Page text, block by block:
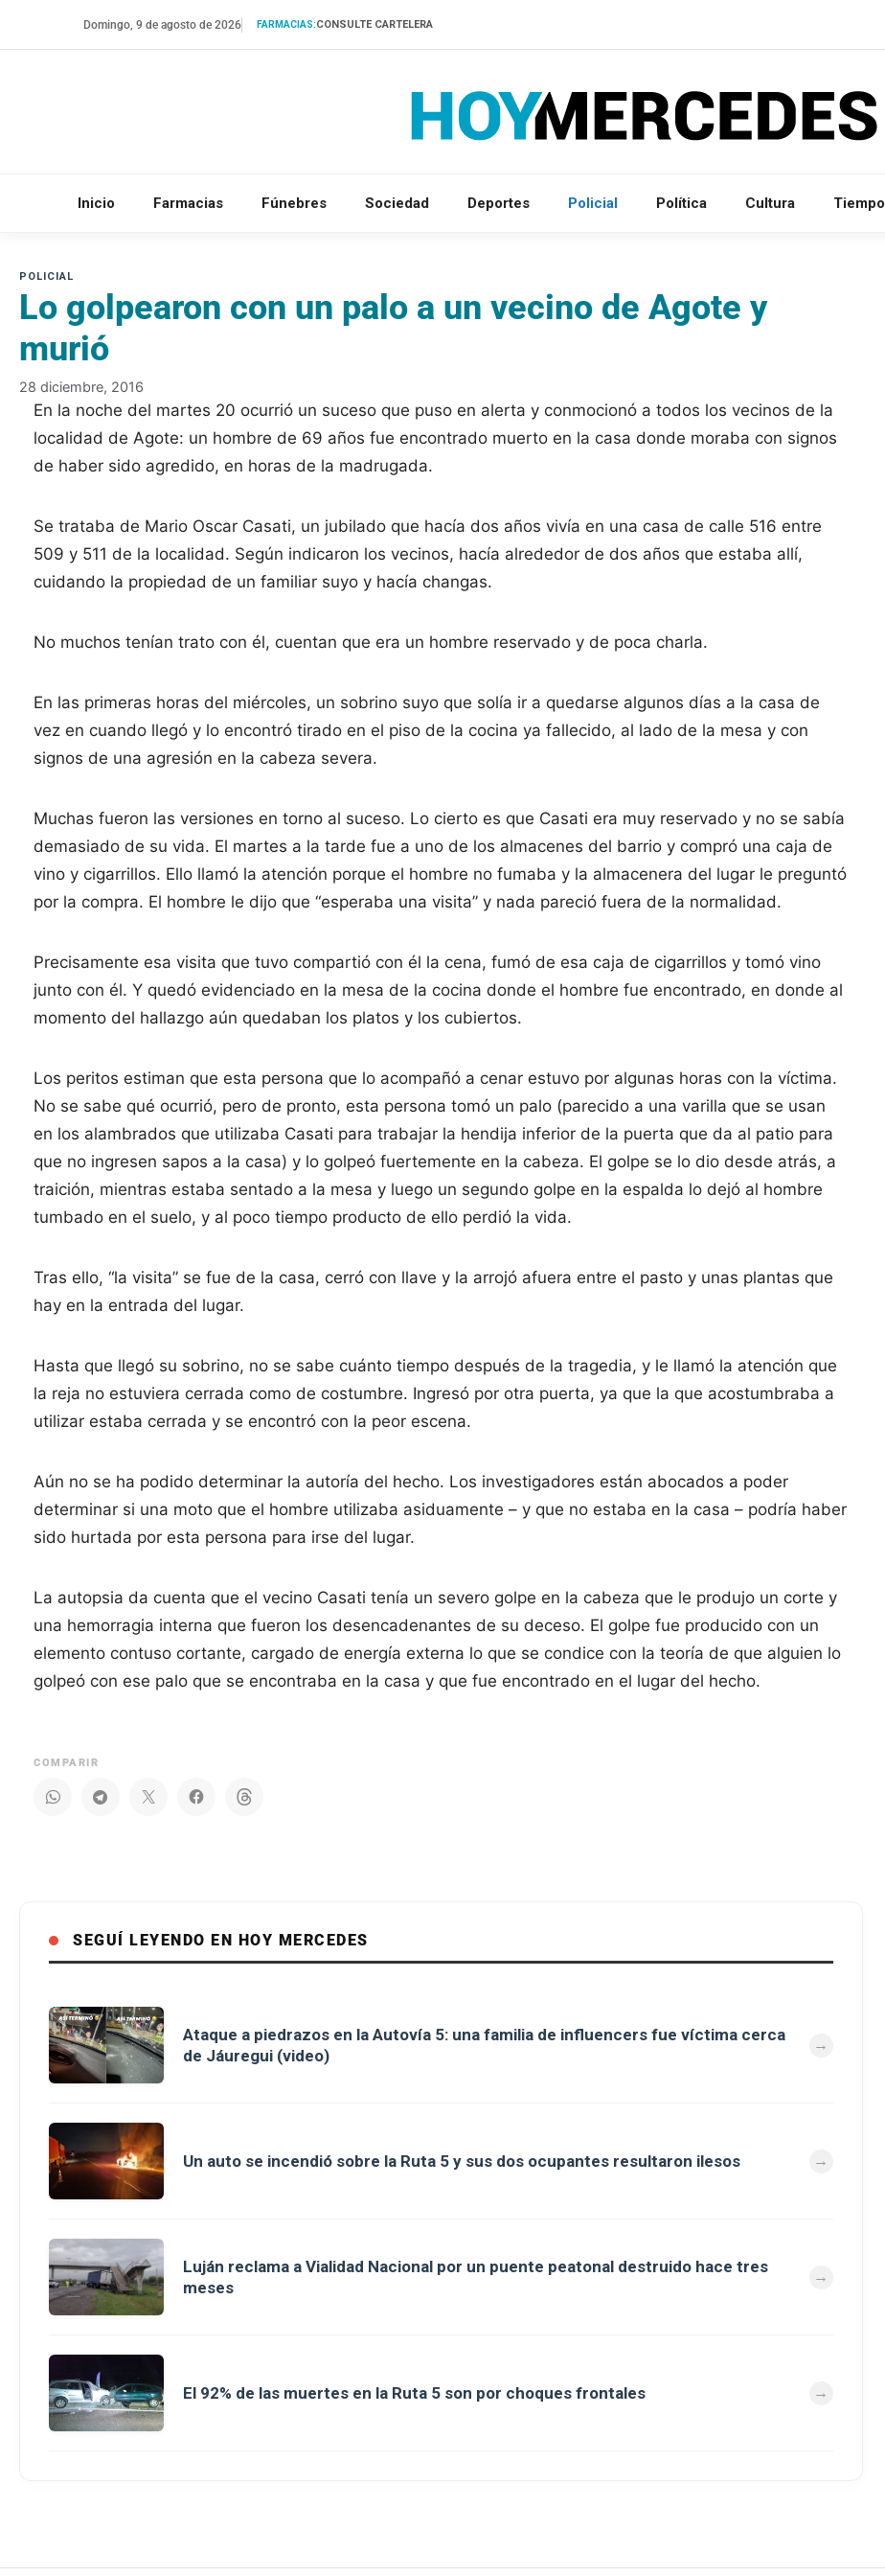
Domingo, 9 de agosto de 2026 FARMACIAS:CONSULTE CARTELERA
Inicio Farmacias Fúnebres Sociedad Deportes Policial Política Cultura Tiempo
Lo golpearon con un palo a un vecino de Agote y
murió
28 diciembre, 2016
En la noche del martes 20 ocurrió un suceso que puso en alerta y conmocionó a todos los vecinos de la
localidad de Agote: un hombre de 69 años fue encontrado muerto en la casa donde moraba con signos
de haber sido agredido, en horas de la madrugada.
Se trataba de Mario Oscar Casati, un jubilado que hacía dos años vivía en una casa de calle 516 entre
509 y 511 de la localidad. Según indicaron los vecinos, hacía alrededor de dos años que estaba allí,
cuidando la propiedad de un familiar suyo y hacía changas.
No muchos tenían trato con él, cuentan que era un hombre reservado y de poca charla.
En las primeras horas del miércoles, un sobrino suyo que solía ir a quedarse algunos días a la casa de
vez en cuando llegó y lo encontró tirado en el piso de la cocina ya fallecido, al lado de la mesa y con
signos de una agresión en la cabeza severa.
Muchas fueron las versiones en torno al suceso. Lo cierto es que Casati era muy reservado y no se sabía
demasiado de su vida. El martes a la tarde fue a uno de los almacenes del barrio y compró una caja de
vino y cigarrillos. Ello llamó la atención porque el hombre no fumaba y la almacenera del lugar le preguntó
por la compra. El hombre le dijo que “esperaba una visita” y nada pareció fuera de la normalidad.
Precisamente esa visita que tuvo compartió con él la cena, fumó de esa caja de cigarrillos y tomó vino
junto con él. Y quedó evidenciado en la mesa de la cocina donde el hombre fue encontrado, en donde al
momento del hallazgo aún quedaban los platos y los cubiertos.
Los peritos estiman que esta persona que lo acompañó a cenar estuvo por algunas horas con la víctima.
No se sabe qué ocurrió, pero de pronto, esta persona tomó un palo (parecido a una varilla que se usan
en los alambrados que utilizaba Casati para trabajar la hendija inferior de la puerta que da al patio para
que no ingresen sapos a la casa) y lo golpeó fuertemente en la cabeza. El golpe se lo dio desde atrás, a
traición, mientras estaba sentado a la mesa y luego un segundo golpe en la espalda lo dejó al hombre
tumbado en el suelo, y al poco tiempo producto de ello perdió la vida.
Tras ello, “la visita” se fue de la casa, cerró con llave y la arrojó afuera entre el pasto y unas plantas que
hay en la entrada del lugar.
Hasta que llegó su sobrino, no se sabe cuánto tiempo después de la tragedia, y le llamó la atención que
la reja no estuviera cerrada como de costumbre. Ingresó por otra puerta, ya que la que acostumbraba a
utilizar estaba cerrada y se encontró con la peor escena.
Aún no se ha podido determinar la autoría del hecho. Los investigadores están abocados a poder
determinar si una moto que el hombre utilizaba asiduamente – y que no estaba en la casa – podría haber
sido hurtada por esta persona para irse del lugar.
La autopsia da cuenta que el vecino Casati tenía un severo golpe en la cabeza que le produjo un corte y
una hemorragia interna que fueron los desencadenantes de su deceso. El golpe fue producido con un
elemento contuso cortante, cargado de energía externa lo que se condice con la teoría de que alguien lo
golpeó con ese palo que se encontraba en la casa y que fue encontrado en el lugar del hecho.
COMPARIR
SEGUÍ LEYENDO EN HOY MERCEDES
Ataque a piedrazos en la Autovía 5: una familia de influencers fue víctima cerca
de Jáuregui (video)
Un auto se incendió sobre la Ruta 5 y sus dos ocupantes resultaron ilesos
Luján reclama a Vialidad Nacional por un puente peatonal destruido hace tres
meses
El 92% de las muertes en la Ruta 5 son por choques frontales